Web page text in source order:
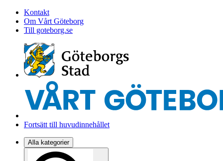
Kontakt
Om Vårt Göteborg
Till goteborg.se
Fortsätt till huvudinnehållet
Alla kategorier